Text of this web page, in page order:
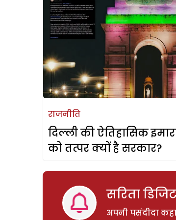
राजनीति
दिल्ली की ऐतिहासिक
को तत्पर क्यों है सरकार?
सरिता
अपनी पसंदीदा